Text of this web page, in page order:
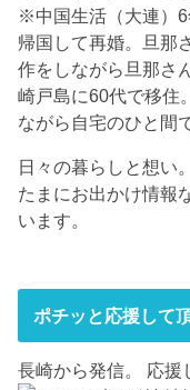
※中国生活（大連）6
帰国して再婚。旦那
作をしながら旦那さ
崎戸島に60代で移住
ながら自宅のひと間
日々の暮らしと想い
たまにお出かけ情報
います。
ポチッと応援して
長崎から発信。 応援